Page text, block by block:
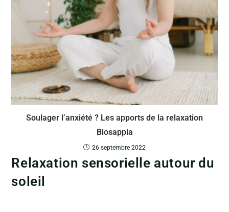
Soulager l’anxiété ? Les apports de la relaxation
Biosappia
26 septembre 2022
Relaxation sensorielle autour du
soleil